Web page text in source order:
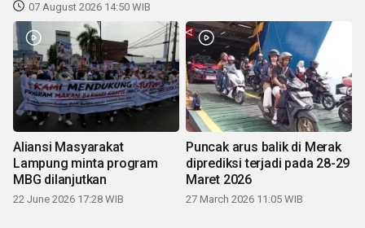
07 August 2026 14:50 WIB
Aliansi Masyarakat
Lampung minta program
MBG dilanjutkan
22 June 2026 17:28 WIB
Puncak arus balik di Merak
diprediksi terjadi pada 28-29
Maret 2026
27 March 2026 11:05 WIB